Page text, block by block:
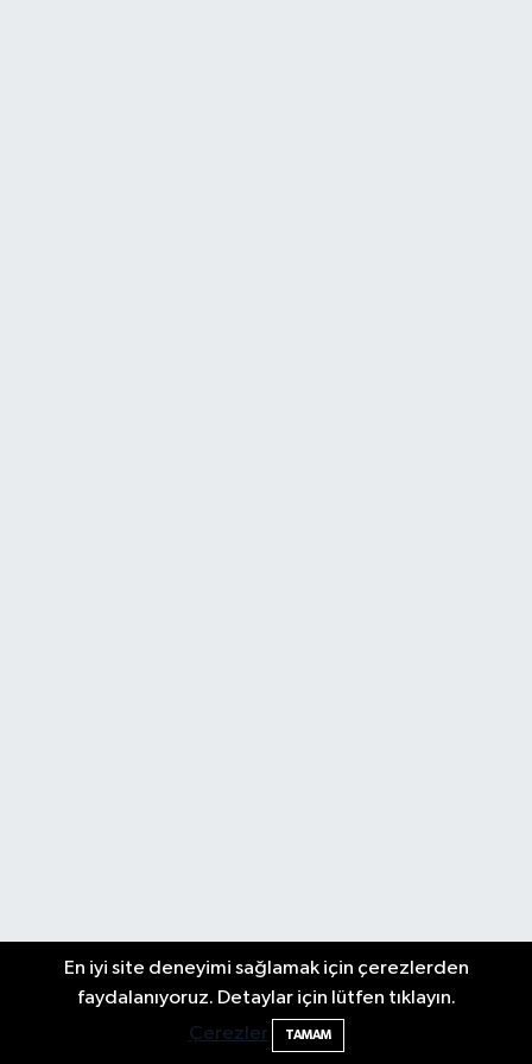
En iyi site deneyimi sağlamak için çerezlerden
faydalanıyoruz. Detaylar için lütfen tıklayın.
Çerezler
TAMAM